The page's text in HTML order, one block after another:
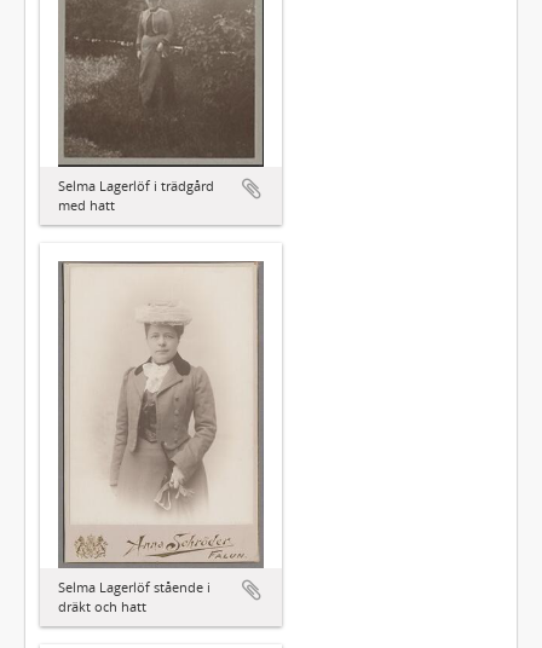
Selma Lagerlöf i trädgård
med hatt
Selma Lagerlöf stående i
dräkt och hatt